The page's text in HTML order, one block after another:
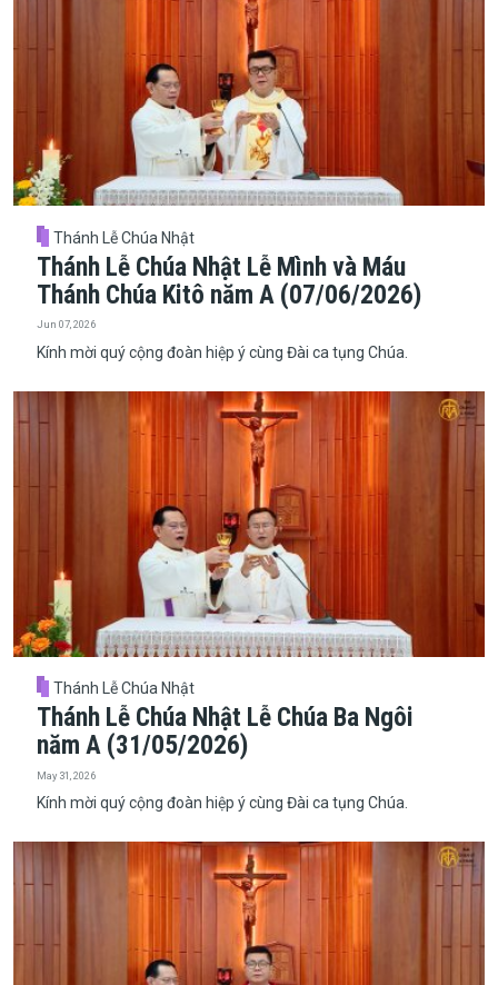
Thánh Lễ Chúa Nhật
Thánh Lễ Chúa Nhật Lễ Mình và Máu
Thánh Chúa Kitô năm A (07/06/2026)
Jun 07, 2026
Kính mời quý cộng đoàn hiệp ý cùng Đài ca tụng Chúa.
Thánh Lễ Chúa Nhật
Thánh Lễ Chúa Nhật Lễ Chúa Ba Ngôi
năm A (31/05/2026)
May 31, 2026
Kính mời quý cộng đoàn hiệp ý cùng Đài ca tụng Chúa.